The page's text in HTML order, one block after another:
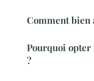
Comment bien
Pourquoi opter
?